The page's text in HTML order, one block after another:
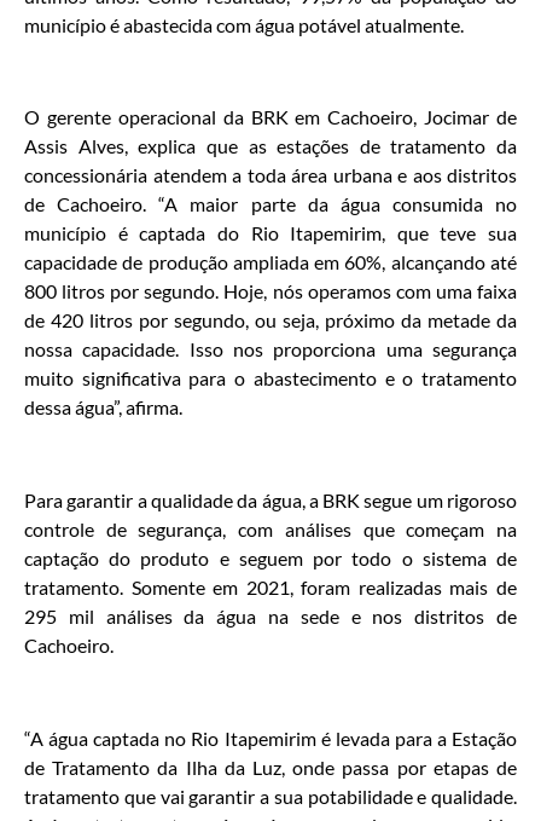
município é abastecida com água potável atualmente.
O gerente operacional da BRK em Cachoeiro, Jocimar de
Assis Alves, explica que as estações de tratamento da
concessionária atendem a toda área urbana e aos distritos
de Cachoeiro. “A maior parte da água consumida no
município é captada do Rio Itapemirim, que teve sua
capacidade de produção ampliada em 60%, alcançando até
800 litros por segundo. Hoje, nós operamos com uma faixa
de 420 litros por segundo, ou seja, próximo da metade da
nossa capacidade. Isso nos proporciona uma segurança
muito significativa para o abastecimento e o tratamento
dessa água”, afirma.
Para garantir a qualidade da água, a BRK segue um rigoroso
controle de segurança, com análises que começam na
captação do produto e seguem por todo o sistema de
tratamento. Somente em 2021, foram realizadas mais de
295 mil análises da água na sede e nos distritos de
Cachoeiro.
“A água captada no Rio Itapemirim é levada para a Estação
de Tratamento da Ilha da Luz, onde passa por etapas de
tratamento que vai garantir a sua potabilidade e qualidade.